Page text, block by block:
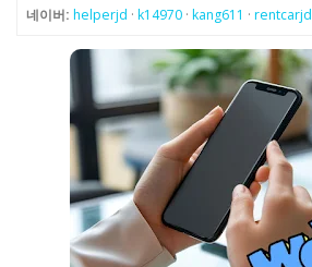
네이버: helperjd · k14970 · kang611 · rentcarjd